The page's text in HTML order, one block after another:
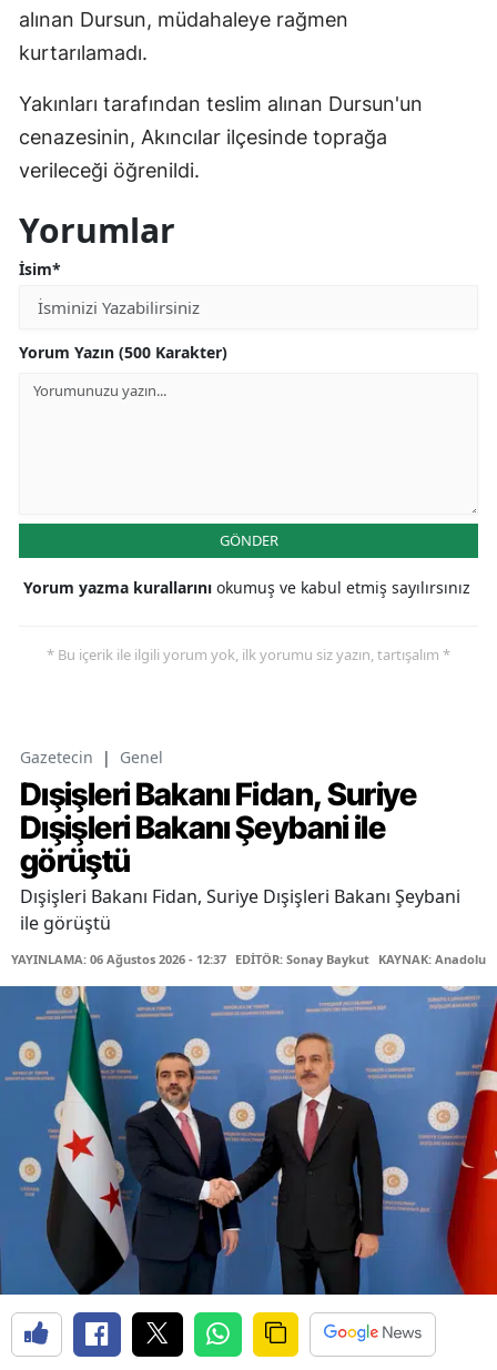
alınan Dursun, müdahaleye rağmen
kurtarılamadı.
Yakınları tarafından teslim alınan Dursun'un
cenazesinin, Akıncılar ilçesinde toprağa
verileceği öğrenildi.
Yorumlar
İsim*
Yorum Yazın (500 Karakter)
GÖNDER
Yorum yazma kurallarını okumuş ve kabul etmiş sayılırsınız
* Bu içerik ile ilgili yorum yok, ilk yorumu siz yazın, tartışalım *
Gazetecin | Genel
Dışişleri Bakanı Fidan, Suriye
Dışişleri Bakanı Şeybani ile
görüştü
Dışişleri Bakanı Fidan, Suriye Dışişleri Bakanı Şeybani
ile görüştü
YAYINLAMA: 06 Ağustos 2026 - 12:37 EDİTÖR: Sonay Baykut KAYNAK: Anadolu